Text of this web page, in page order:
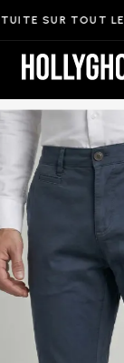
SUR TOUT LE